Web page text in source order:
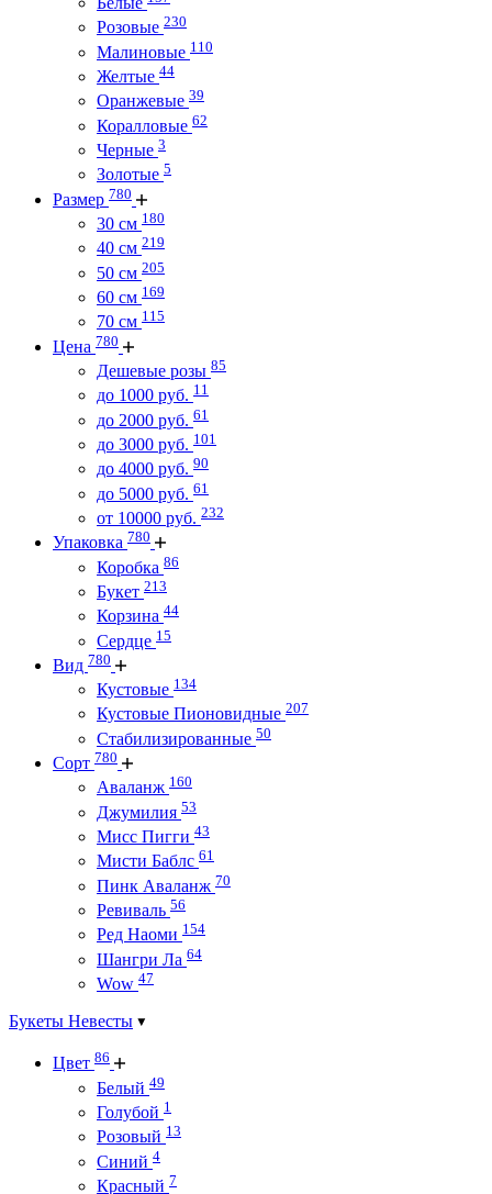
Розовые 230
Малиновые 110
Желтые 44
Оранжевые 39
Коралловые 62
Черные 3
Золотые 5
Размер 780
30 см 180
40 см 219
50 см 205
60 см 169
70 см 115
Цена 780
Дешевые розы 85
до 1000 руб. 11
до 2000 руб. 61
до 3000 руб. 101
до 4000 руб. 90
до 5000 руб. 61
от 10000 руб. 232
Упаковка 780
Коробка 86
Букет 213
Корзина 44
Сердце 15
Вид 780
Кустовые 134
Кустовые Пионовидные 207
Стабилизированные 50
Сорт 780
Аваланж 160
Джумилия 53
Мисс Пигги 43
Мисти Баблс 61
Пинк Аваланж 70
Ревиваль 56
Ред Наоми 154
Шангри Ла 64
Wow 47
Букеты Невесты
Цвет 86
Белый 49
Голубой 1
Розовый 13
Синий 4
Красный 7